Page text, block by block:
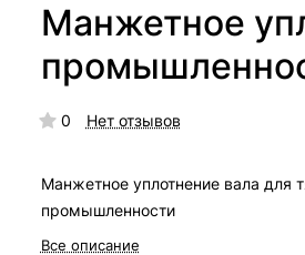
Манжетное
0 Нет отзывов
Манжетное уплотнение вала для
промышленности
Все описание